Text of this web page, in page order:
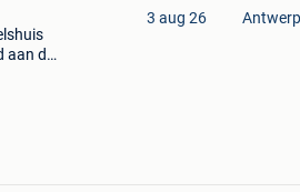
aan de
3 aug 26